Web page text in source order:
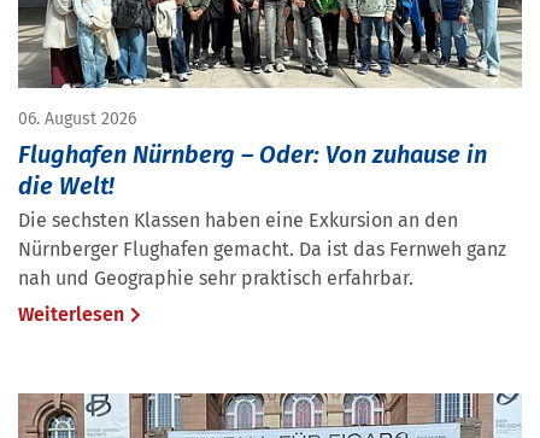
06. August 2026
Flughafen Nürnberg – Oder: Von zuhause in
die Welt!
Die sechsten Klassen haben eine Exkursion an den
Nürnberger Flughafen gemacht. Da ist das Fernweh ganz
nah und Geographie sehr praktisch erfahrbar.
Weiterlesen